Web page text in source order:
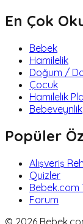
En Çok
Bebek
Hamilelik
Doğum /
Çocuk
Hamilelik
Bebeveynlik
Popüler
Alışveriş
Quizler
Bebek.com
Forum